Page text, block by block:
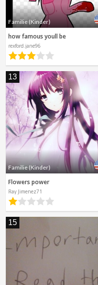
Familie (Kinder)
how famous youll be
rexford.jane96
13
Familie (Kinder)
Flowers power
Ray Jimenez71
15